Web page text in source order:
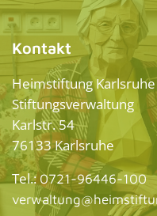
Kontakt
Heimstiftung
Stiftungsverwaltung
Karlstr. 54
76133 Karlsruhe
Tel.: 0721-96446-100